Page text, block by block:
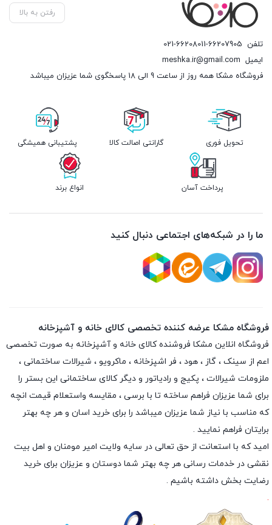
رفتن به بالا
تلفن 021-66208011-66207905
ایمیل meshka.ir@gmail.com
فروشگاه مشکا همه روز از ساعت 9 الی 18 پاسخگوی شما عزیزان میباشد
تحویل فوری گارانتی اصالت کالا پشتیبانی همیشگی
پرداخت آسان انواع برند
ما را در شبکه‌های اجتماعی دنبال کنید
فروشگاه مشکا عرضه کننده تخصصی کالای خانه و آشپزخانه
فروشگاه انلاین مشکا فروشنده کالای خانه و آشپزخانه به صورت تخصصی
اعم از سینک ، گاز ، هود ، فر اشپزخانه ، ماکرویو ، شیرالات ساختمانی ،
ملزومات شیرالات ، پکیج و رادیاتور و دیگر کالای ساختمانی این بستر را
برای شما عزیزان فراهم ساخته تا با برسی ، مقایسه واستعلام قیمت انچه
که مناسب با نیاز شما عزیزان میباشد را برای خرید اسان و هر چه بهتر
برایتان فراهم نمایید .
امید که با استعانت از حق تعالی در سایه ولایت امیر مومنان و اهل بیت
نقشی در خدمات رسانی هر چه بهتر شما دوستان و عزیزان برای خرید
رضایت بخش داشته باشیم .
.